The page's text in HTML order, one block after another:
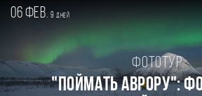
06 фев. 9дней
Фототур
"Поймать Аврору":